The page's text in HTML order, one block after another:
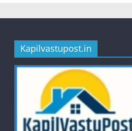
Kapilvastupost.in